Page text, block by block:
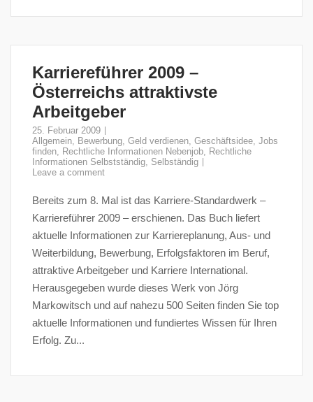
Karriereführer 2009 –
Österreichs attraktivste
Arbeitgeber
25. Februar 2009
Allgemein, Bewerbung, Geld verdienen, Geschäftsidee, Jobs
finden, Rechtliche Informationen Nebenjob, Rechtliche
Informationen Selbstständig, Selbständig
Leave a comment
Bereits zum 8. Mal ist das Karriere-Standardwerk –
Karriereführer 2009 – erschienen. Das Buch liefert
aktuelle Informationen zur Karriereplanung, Aus- und
Weiterbildung, Bewerbung, Erfolgsfaktoren im Beruf,
attraktive Arbeitgeber und Karriere International.
Herausgegeben wurde dieses Werk von Jörg
Markowitsch und auf nahezu 500 Seiten finden Sie top
aktuelle Informationen und fundiertes Wissen für Ihren
Erfolg. Zu...